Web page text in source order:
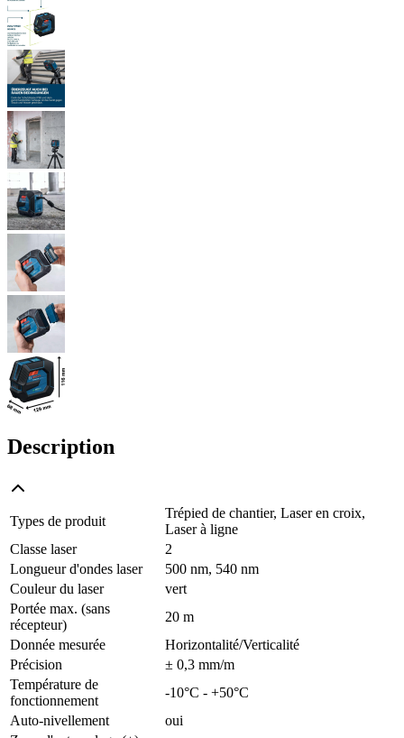
Description
Types de produit
Trépied de chantier, Laser en croix,
Laser à ligne
Classe laser
2
Longueur d'ondes laser
500 nm, 540 nm
Couleur du laser
vert
Portée max. (sans
récepteur)
20 m
Donnée mesurée
Horizontalité/Verticalité
Précision
± 0,3 mm/m
Température de
fonctionnement
-10°C - +50°C
Auto-nivellement
oui